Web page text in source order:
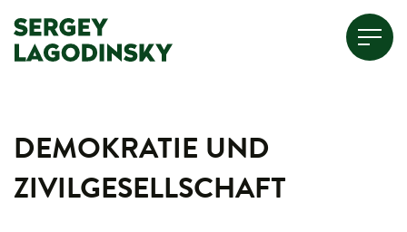
DEMOKRATIE UND
ZIVILGESELLSCHAFT